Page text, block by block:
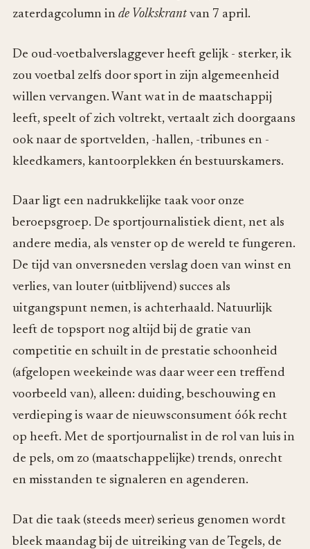
zaterdagcolumn in de Volkskrant van 7 april.
De oud-voetbalverslaggever heeft gelijk - sterker, ik
zou voetbal zelfs door sport in zijn algemeenheid
willen vervangen. Want wat in de maatschappij
leeft, speelt of zich voltrekt, vertaalt zich doorgaans
ook naar de sportvelden, -hallen, -tribunes en -
kleedkamers, kantoorplekken én bestuurskamers.
Daar ligt een nadrukkelijke taak voor onze
beroepsgroep. De sportjournalistiek dient, net als
andere media, als venster op de wereld te fungeren.
De tijd van onversneden verslag doen van winst en
verlies, van louter (uitblijvend) succes als
uitgangspunt nemen, is achterhaald. Natuurlijk
leeft de topsport nog altijd bij de gratie van
competitie en schuilt in de prestatie schoonheid
(afgelopen weekeinde was daar weer een treffend
voorbeeld van), alleen: duiding, beschouwing en
verdieping is waar de nieuwsconsument óók recht
op heeft. Met de sportjournalist in de rol van luis in
de pels, om zo (maatschappelijke) trends, onrecht
en misstanden te signaleren en agenderen.
Dat die taak (steeds meer) serieus genomen wordt
bleek maandag bij de uitreiking van de Tegels, de